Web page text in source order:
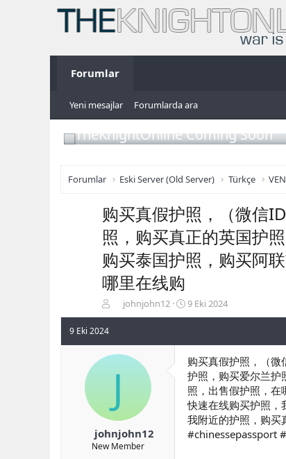
Forumlar
Yeni mesajlar Forumlarda ara
TheKnightOnline Coming Soon
Forumlar Eski Server (Old Server) Türkçe
购买真假护照，（微信
照，购买真正的英国护
购买泰国护照，购买阿
哪里在线购
o
u
u
a
a
t
johnjohn12
B
a
n
g
ı
ç
t
a
r
9 Eki 2024
9 Eki 2024
J
johnjohn12
New Member
购买真假护照，（
护照，购买爱尔兰护
照，出售假护照，
快速在线购买护照，
我附近的护照，购买
#chinessepassport